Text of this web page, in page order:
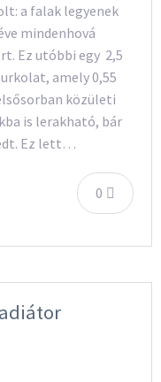
a falak legyenek
mindenhová
Ez utóbbi egy 2,5
amely 0,55
közületi
is lerakható, bár
Ez lett…
0